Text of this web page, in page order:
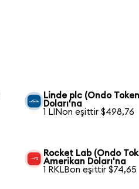
Linde plc (Ondo
Doları'na
1 LINon eşittir $498,76
Rocket Lab (Ondo
Amerikan Doları'na
1 RKLBon eşittir $74,65